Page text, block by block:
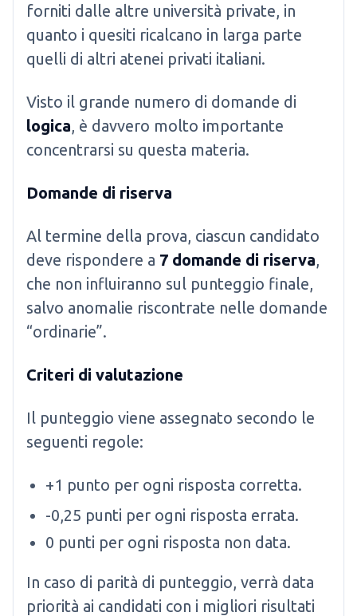
forniti dalle altre università private, in
quanto i quesiti ricalcano in larga parte
quelli di altri atenei privati italiani.
Visto il grande numero di domande di
logica, è davvero molto importante
concentrarsi su questa materia.
Domande di riserva
Al termine della prova, ciascun candidato
deve rispondere a 7 domande di riserva,
che non influiranno sul punteggio finale,
salvo anomalie riscontrate nelle domande
“ordinarie”.
Criteri di valutazione
Il punteggio viene assegnato secondo le
seguenti regole:
+1 punto per ogni risposta corretta.
-0,25 punti per ogni risposta errata.
0 punti per ogni risposta non data.
In caso di parità di punteggio, verrà data
priorità ai candidati con i migliori risultati